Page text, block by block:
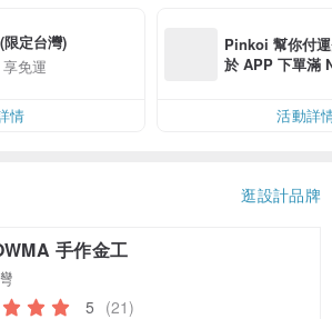
定台灣)
免運
情
Pinkoi 幫你付
於 APP 下單滿
活動詳
逛設計品牌
手作金工
5 (21)